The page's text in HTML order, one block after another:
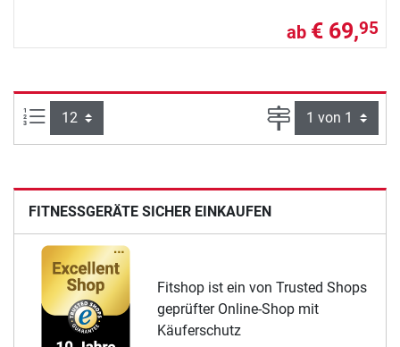
ab € 69,95
Artikel pro Seite: Seite
FITNESSGERÄTE SICHER EINKAUFEN
Fitshop ist ein von Trusted Shops
geprüfter Online-Shop mit
Käuferschutz